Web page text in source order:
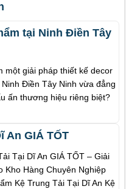
tại Ninh Điền Tây
một giải pháp thiết kế decor
Điền Tây Ninh vừa đẳng
ấn thương hiệu riêng biệt?
An GIÁ TỐT
Tại Dĩ An GIÁ TỐT – Giải
Kho Hàng Chuyên Nghiệp
Kệ Trung Tải Tại Dĩ An Kệ